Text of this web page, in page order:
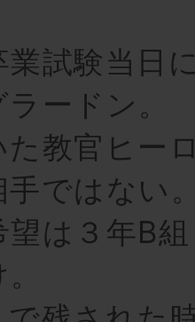
業試験当日
ードン。
教官ヒー
手ではない
望は３年B